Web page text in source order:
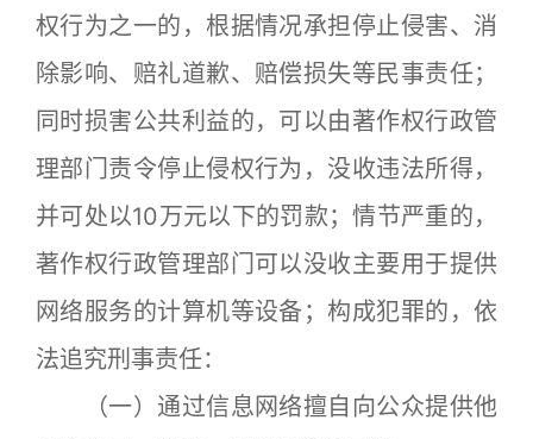
权行为之一的，根据情况承担停止侵害、消
除影响、赔礼道歉、赔偿损失等民事责任；
同时损害公共利益的，可以由著作权行政管
理部门责令停止侵权行为，没收违法所得，
并可处以10万元以下的罚款；情节严重的，
著作权行政管理部门可以没收主要用于提供
网络服务的计算机等设备；构成犯罪的，依
法追究刑事责任：
（一）通过信息网络擅自向公众提供他